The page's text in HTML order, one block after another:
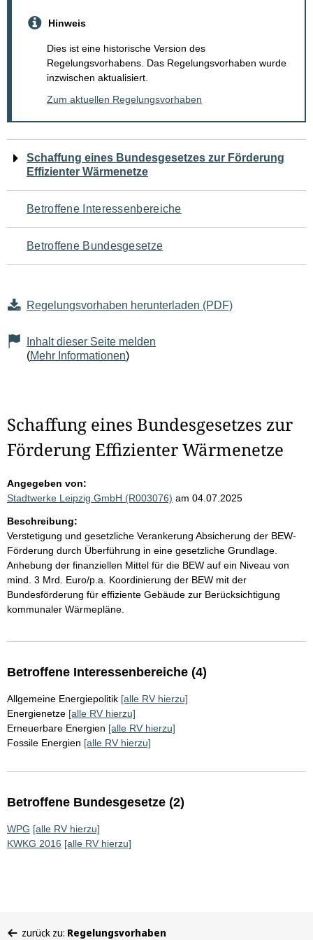
Hinweis
Dies ist eine historische Version des
Regelungsvorhabens. Das Regelungsvorhaben wurde
inzwischen aktualisiert.
Zum aktuellen Regelungsvorhaben
Navigation
für
den
Seiteninhalt
Schaffung eines Bundesgesetzes zur Förderung
Effizienter Wärmenetze
Betroffene Interessenbereiche
Betroffene Bundesgesetze
Regelungsvorhaben herunterladen (PDF)
Inhalt dieser Seite melden
(Mehr Informationen)
Schaffung eines Bundesgesetzes zur
Förderung Effizienter Wärmenetze
Angegeben von:
Stadtwerke Leipzig GmbH (R003076) am 04.07.2025
Beschreibung:
Verstetigung und gesetzliche Verankerung Absicherung der BEW-
Förderung durch Überführung in eine gesetzliche Grundlage.
Anhebung der finanziellen Mittel für die BEW auf ein Niveau von
mind. 3 Mrd. Euro/p.a. Koordinierung der BEW mit der
Bundesförderung für effiziente Gebäude zur Berücksichtigung
kommunaler Wärmepläne.
Betroffene Interessenbereiche (4)
Allgemeine Energiepolitik [alle RV hierzu]
Energienetze [alle RV hierzu]
Erneuerbare Energien [alle RV hierzu]
Fossile Energien [alle RV hierzu]
Betroffene Bundesgesetze (2)
WPG [alle RV hierzu]
KWKG 2016 [alle RV hierzu]
zurück zu: Regelungsvorhaben